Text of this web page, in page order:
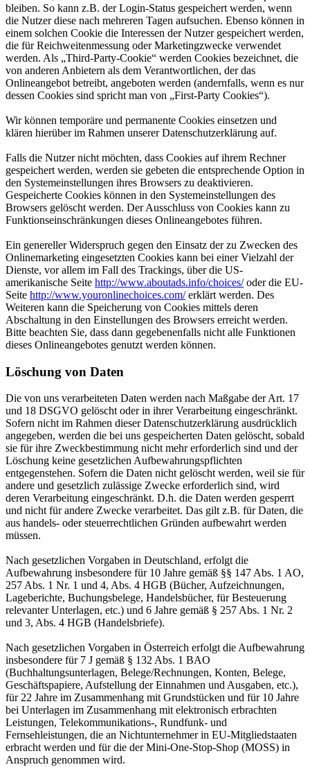
bleiben. So kann z.B. der Login-Status gespeichert werden, wenn
die Nutzer diese nach mehreren Tagen aufsuchen. Ebenso können in
einem solchen Cookie die Interessen der Nutzer gespeichert werden,
die für Reichweitenmessung oder Marketingzwecke verwendet
werden. Als „Third-Party-Cookie“ werden Cookies bezeichnet, die
von anderen Anbietern als dem Verantwortlichen, der das
Onlineangebot betreibt, angeboten werden (andernfalls, wenn es nur
dessen Cookies sind spricht man von „First-Party Cookies“).
Wir können temporäre und permanente Cookies einsetzen und
klären hierüber im Rahmen unserer Datenschutzerklärung auf.
Falls die Nutzer nicht möchten, dass Cookies auf ihrem Rechner
gespeichert werden, werden sie gebeten die entsprechende Option in
den Systemeinstellungen ihres Browsers zu deaktivieren.
Gespeicherte Cookies können in den Systemeinstellungen des
Browsers gelöscht werden. Der Ausschluss von Cookies kann zu
Funktionseinschränkungen dieses Onlineangebotes führen.
Ein genereller Widerspruch gegen den Einsatz der zu Zwecken des
Onlinemarketing eingesetzten Cookies kann bei einer Vielzahl der
Dienste, vor allem im Fall des Trackings, über die US-
amerikanische Seite http://www.aboutads.info/choices/oder die EU-
Seite http://www.youronlinechoices.com/erklärt werden. Des
Weiteren kann die Speicherung von Cookies mittels deren
Abschaltung in den Einstellungen des Browsers erreicht werden.
Bitte beachten Sie, dass dann gegebenenfalls nicht alle Funktionen
dieses Onlineangebotes genutzt werden können.
Löschung von Daten
Die von uns verarbeiteten Daten werden nach Maßgabe der Art. 17
und 18 DSGVO gelöscht oder in ihrer Verarbeitung eingeschränkt.
Sofern nicht im Rahmen dieser Datenschutzerklärung ausdrücklich
angegeben, werden die bei uns gespeicherten Daten gelöscht, sobald
sie für ihre Zweckbestimmung nicht mehr erforderlich sind und der
Löschung keine gesetzlichen Aufbewahrungspflichten
entgegenstehen. Sofern die Daten nicht gelöscht werden, weil sie für
andere und gesetzlich zulässige Zwecke erforderlich sind, wird
deren Verarbeitung eingeschränkt. D.h. die Daten werden gesperrt
und nicht für andere Zwecke verarbeitet. Das gilt z.B. für Daten, die
aus handels- oder steuerrechtlichen Gründen aufbewahrt werden
müssen.
Nach gesetzlichen Vorgaben in Deutschland, erfolgt die
Aufbewahrung insbesondere für 10 Jahre gemäß §§ 147 Abs. 1 AO,
257 Abs. 1 Nr. 1 und 4, Abs. 4 HGB (Bücher, Aufzeichnungen,
Lageberichte, Buchungsbelege, Handelsbücher, für Besteuerung
relevanter Unterlagen, etc.) und 6 Jahre gemäß § 257 Abs. 1 Nr. 2
und 3, Abs. 4 HGB (Handelsbriefe).
Nach gesetzlichen Vorgaben in Österreich erfolgt die Aufbewahrung
insbesondere für 7 J gemäß § 132 Abs. 1 BAO
(Buchhaltungsunterlagen, Belege/Rechnungen, Konten, Belege,
Geschäftspapiere, Aufstellung der Einnahmen und Ausgaben, etc.),
für 22 Jahre im Zusammenhang mit Grundstücken und für 10 Jahre
bei Unterlagen im Zusammenhang mit elektronisch erbrachten
Leistungen, Telekommunikations-, Rundfunk- und
Fernsehleistungen, die an Nichtunternehmer in EU-Mitgliedstaaten
erbracht werden und für die der Mini-One-Stop-Shop (MOSS) in
Anspruch genommen wird.